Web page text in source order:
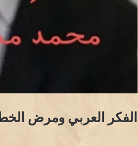
الفكر العربي ومرض